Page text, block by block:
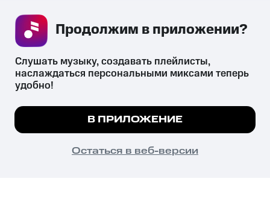
СКАЧАТЬ ПРИЛОЖЕНИЕ
психотропных веществ, их аналогов причиняет вред здоровью,
их незаконный оборот запрещён и влечёт установленную
законодательством ответственность.
© 2026 ООО «КИОН».
Все права защищены
Мы используем куки, чтобы на сайте все
Подробнее
ПОНЯТНО
Слушать музыку, создавать плейлисты,
наслаждаться персональными миксами теперь
удобно!
В ПРИЛОЖЕНИЕ
Остаться в веб-версии